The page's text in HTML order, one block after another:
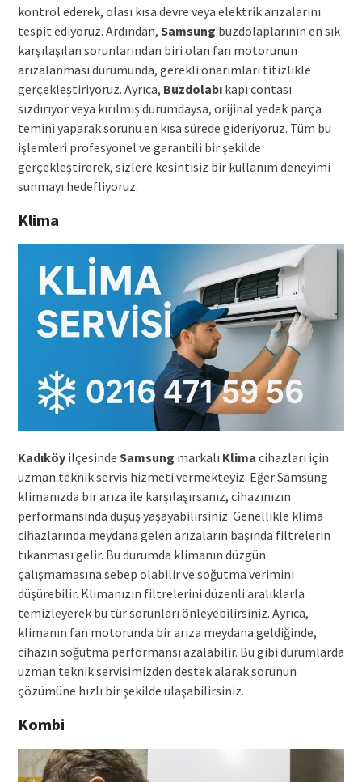
kontrol ederek, olası kısa devre veya elektrik arızalarını
tespit ediyoruz. Ardından, Samsung buzdolaplarının en sık
karşılaşılan sorunlarından biri olan fan motorunun
arızalanması durumunda, gerekli onarımları titizlikle
gerçekleştiriyoruz. Ayrıca, Buzdolabıkapı contası
sızdırıyor veya kırılmış durumdaysa, orijinal yedek parça
temini yaparak sorunu en kısa sürede gideriyoruz. Tüm bu
işlemleri profesyonel ve garantili bir şekilde
gerçekleştirerek, sizlere kesintisiz bir kullanım deneyimi
sunmayı hedefliyoruz.
Klima
Kadıköyilçesinde Samsung markalı Klima cihazları için
uzman teknik servis hizmeti vermekteyiz. Eğer Samsung
klimanızda bir arıza ile karşılaşırsanız, cihazınızın
performansında düşüş yaşayabilirsiniz. Genellikle klima
cihazlarında meydana gelen arızaların başında filtrelerin
tıkanması gelir. Bu durumda klimanın düzgün
çalışmamasına sebep olabilir ve soğutma verimini
düşürebilir. Klimanızın filtrelerini düzenli aralıklarla
temizleyerek bu tür sorunları önleyebilirsiniz. Ayrıca,
klimanın fan motorunda bir arıza meydana geldiğinde,
cihazın soğutma performansı azalabilir. Bu gibi durumlarda
uzman teknik servisimizden destek alarak sorunun
çözümüne hızlı bir şekilde ulaşabilirsiniz.
Kombi